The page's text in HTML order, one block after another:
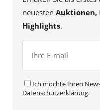
neuesten Auktionen,
Highlights.
Ich möchte Ihren
Datenschutzerklärung.